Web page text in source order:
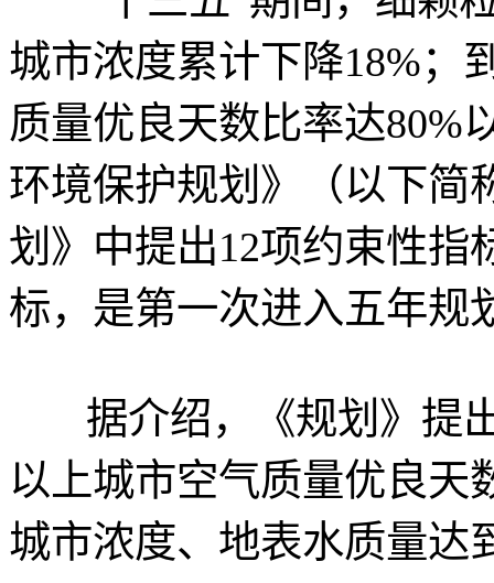
城市浓度累计下降18%；
质量优良天数比率达80%
环境保护规划》（以下简
划》中提出12项约束性指
标，是第一次进入五年规
据介绍，《规划》提出
以上城市空气质量优良天
城市浓度、地表水质量